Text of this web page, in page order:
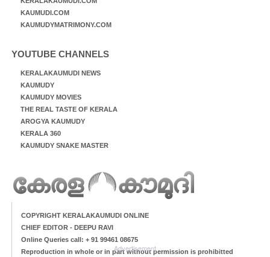
KAUMUDI.COM
KAUMUDYMATRIMONY.COM
YOUTUBE CHANNELS
KERALAKAUMUDI NEWS
KAUMUDY
KAUMUDY MOVIES
THE REAL TASTE OF KERALA
AROGYA KAUMUDY
KERALA 360
KAUMUDY SNAKE MASTER
COPYRIGHT KERALAKAUMUDI ONLINE
CHIEF EDITOR - DEEPU RAVI
Online Queries call: + 91 99461 08675
Reproduction in whole or in part without permission is prohibitted
Advertisement